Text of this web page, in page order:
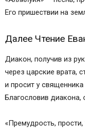
Его при­шествии на
Далее Чтение
Диакон, получив из
через царские врата,
и просит у священника
Благословив диакона,
«Премудрость,